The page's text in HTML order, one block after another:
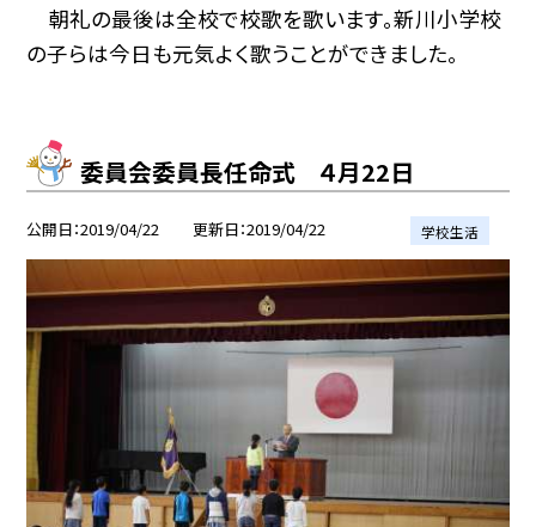
朝礼の最後は全校で校歌を歌います。新川小学校
の子らは今日も元気よく歌うことができました。
委員会委員長任命式 ４月22日
公開日 2019/04/22 更新日 2019/04/22 学校生活